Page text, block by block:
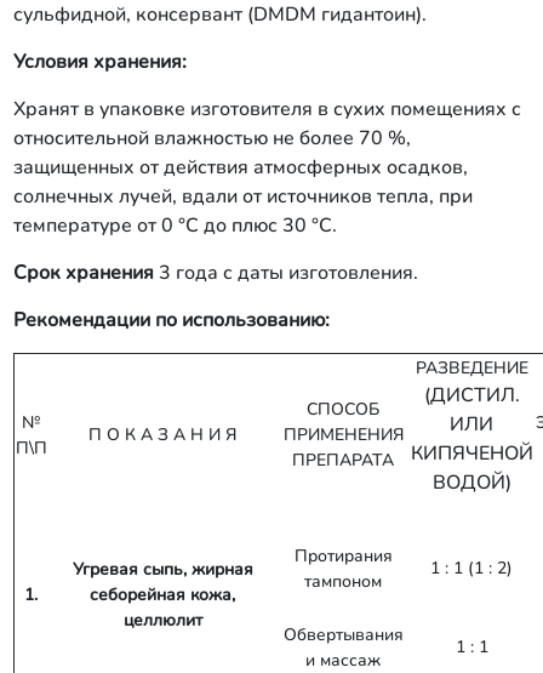
сульфидной, консервант (DMDM гидантоин).
Условия хранения:
Хранят в упаковке изготовителя в сухих помещениях с
относительной влажностью не более 70 %,
защищенных от действия атмосферных осадков,
солнечных лучей, вдали от источников тепла, при
температуре от 0 °С до плюс 30 °С.
Срок хранения3 года с даты изготовления.
Рекомендации по использованию:
№
П\П
П О К А З А Н И Я
СПОСОБ
ПРИМЕНЕНИЯ
ПРЕПАРАТА
РАЗВЕДЕНИЕ
(ДИСТИЛ.
ИЛИ
КИПЯЧЕНОЙ
ВОДОЙ)
1.
Угревая сыпь, жирная
себорейная кожа,
целлюлит
Протирания
тампоном
1 : 1 (1 : 2)
Обвертывания
и массаж
1 : 1